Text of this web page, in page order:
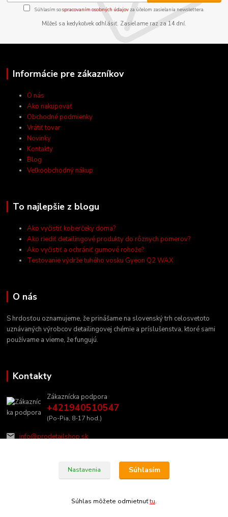
Súhlasím sospracovaním osobných údajov za účelom zasielania newslettera.
Môžeš sa kedykoľvek odhlásiť. Zasielame raz za 14 dní.
Informácie pre zákazníkov
O nás
Ako nakupovať
Obchodné podmienky
Vrátiť tovar
Novinky
Kontakty
Blog
Veľkoobchodný nákup
To najlepšie z blogu
Ako vyčistiť koberčeky doma?
Ako riediť detailingové produkty do rôznych pomerov?
Ako vyčistiť a ochrániť gumové rohože?
Testovanie výdrže tuhého vosku Gyeon Q2 WAX
O nás
S hrdosťou oznamujeme, že prinášame na slovenský trh celosvetoto
uznávaných výrobcov detailingovej chémie a príslušenstva, ktoré sami
používame a vieme, že fungujú.
Kontakty
Zákaznícka podpora
+421940510547
(Po-Pia, 8-17 hod.)
info@prodetailshop.sk
Nastavenia Súhlasím
Súhlas môžete odmietnuťtu.